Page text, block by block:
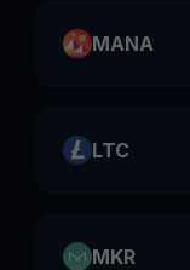
MANA
LTC
MKR